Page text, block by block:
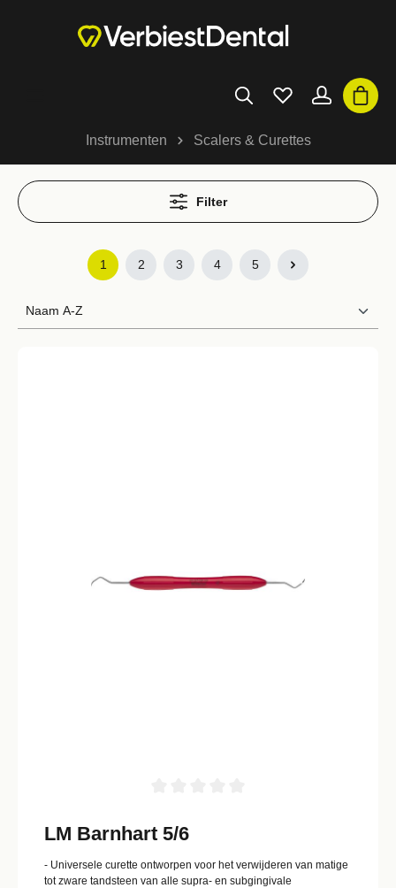
Instrumenten Scalers & Curettes
Filter
1 2 3 4 5
LM Barnhart 5/6
- Universele curette ontworpen voor het verwijderen van matige
tot zware tandsteen van alle supra- en subgingivale